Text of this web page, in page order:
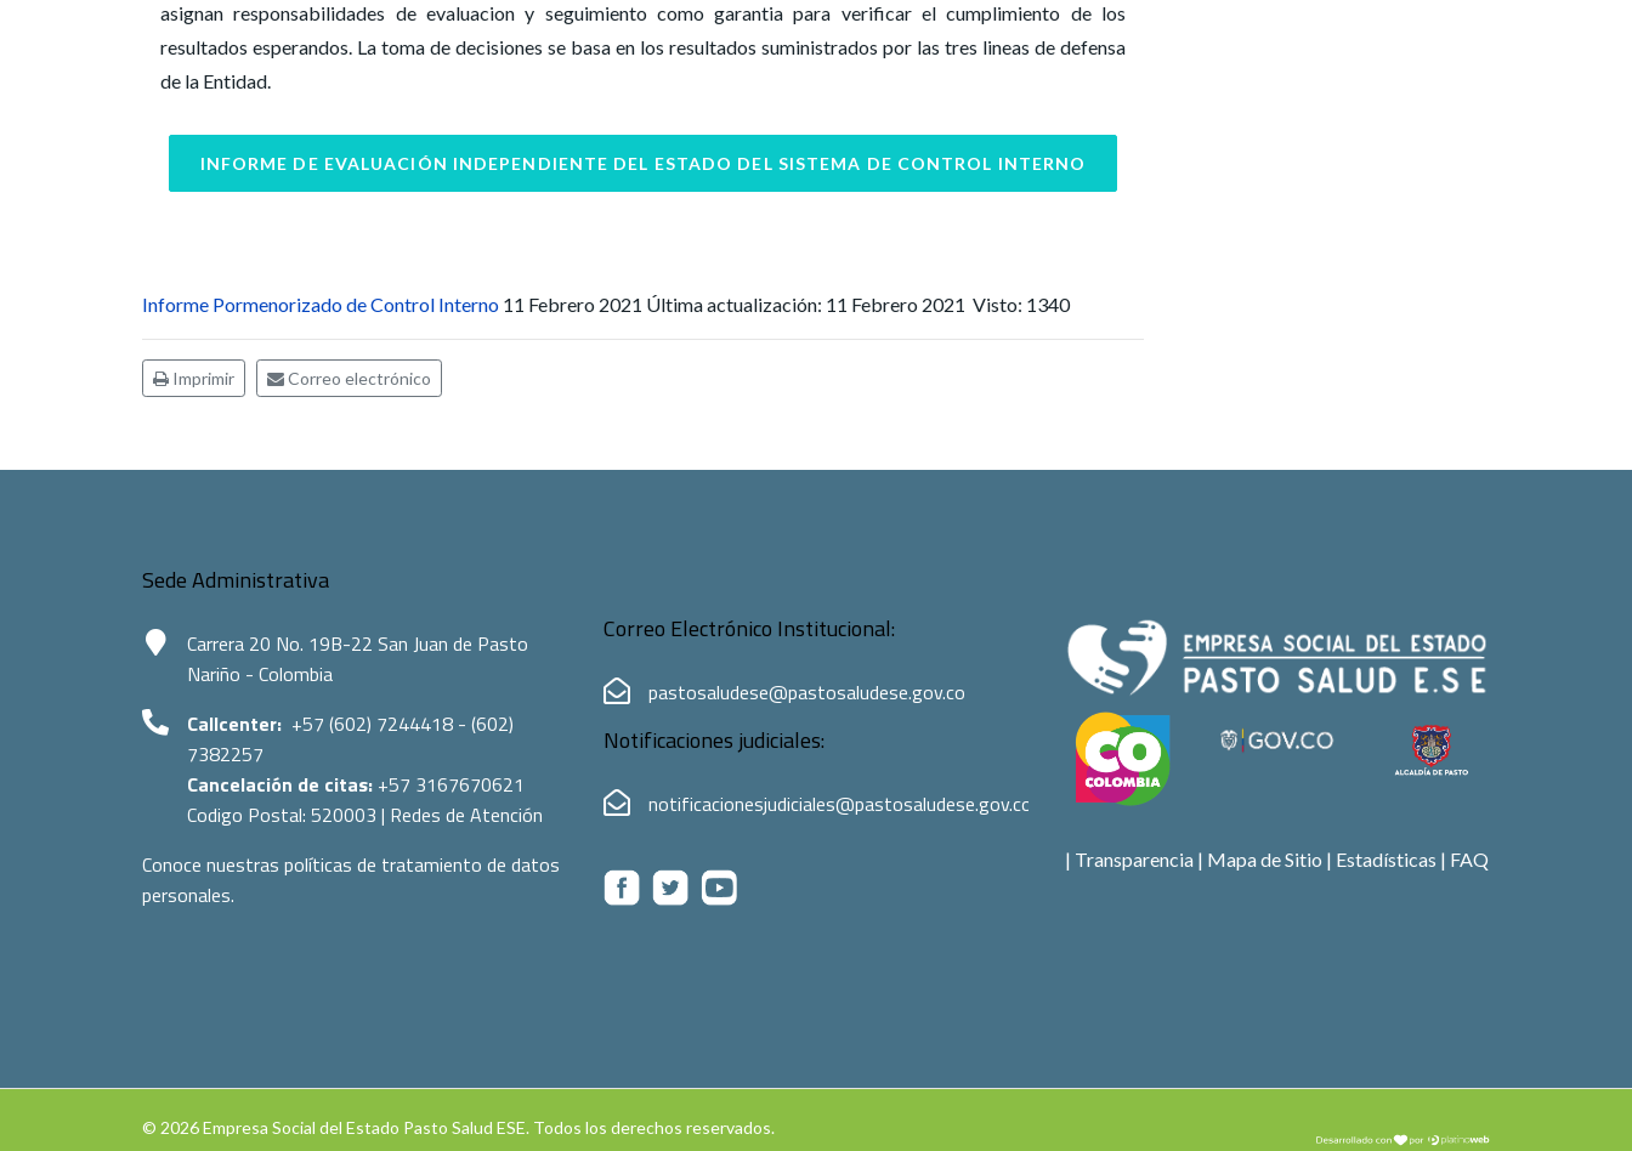
asignan responsabilidades de evaluacion y seguimiento como garantia para verificar el cumplimiento de los
resultados esperandos. La toma de decisiones se basa en los resultados suministrados por las tres lineas de defensa
de la Entidad.
INFORME DE EVALUACIÓN INDEPENDIENTE DEL ESTADO DEL SISTEMA DE CONTROL INTERNO
Informe Pormenorizado de Control Interno 11 Febrero 2021 Última actualización: 11 Febrero 2021 Visto: 1340
Imprimir Correo electrónico
Sede Administrativa
Carrera 20 No. 19B-22 San Juan de Pasto
Nariño - Colombia
Callcenter: +57 (602) 7244418 - (602)
7382257
Cancelación de citas: +57 3167670621
Codigo Postal: 520003 | Redes de Atención
Conoce nuestras políticas de tratamiento de datos
personales.
Correo Electrónico Institucional:
pastosaludese@pastosaludese.gov.co
Notificaciones judiciales:
notificacionesjudiciales@pastosaludese.gov.co
| Transparencia | Mapa de Sitio | Estadísticas | FAQ
© 2026 Empresa Social del Estado Pasto Salud ESE. Todos los derechos reservados.